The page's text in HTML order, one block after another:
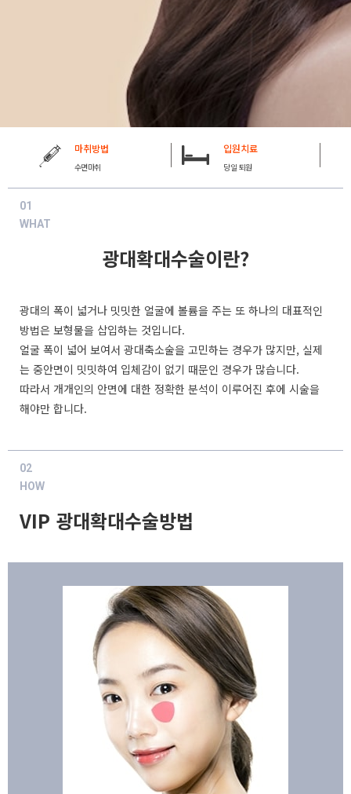
마취방법
수면마취
입원치료
당일 퇴원
01
WHAT
광대확대수술이란?
광대의 폭이 넓거나 밋밋한 얼굴에 볼륨을 주는 또 하나의 대표적인
방법은 보형물을 삽입하는 것입니다.
얼굴 폭이 넓어 보여서 광대축소술을 고민하는 경우가 많지만, 실제
는 중안면이 밋밋하여 입체감이 없기 때문인 경우가 많습니다.
따라서 개개인의 안면에 대한 정확한 분석이 이루어진 후에 시술을
해야만 합니다.
02
HOW
VIP 광대확대수술방법